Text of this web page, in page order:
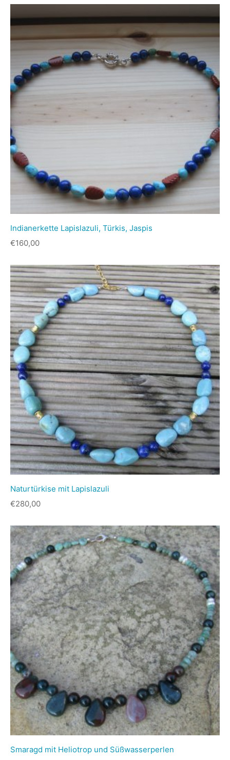
Indianerkette Lapislazuli, Türkis, Jaspis
€160,00
Naturtürkise mit Lapislazuli
€280,00
Smaragd mit Heliotrop und Süßwasserperlen